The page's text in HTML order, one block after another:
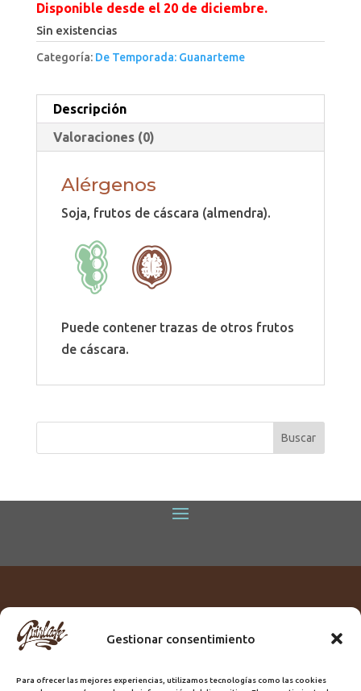
Gestionar consentimiento
Para ofrecer las mejores experiencias, utilizamos tecnologías como las cookies
Disponible desde el 20 de diciembre.
Sin existencias
Categoría: De Temporada: Guanarteme
Descripción
Valoraciones (0)
Alérgenos
Soja, frutos de cáscara (almendra).
Puede contener trazas de otros frutos
de cáscara.
Titular:
ROME GUIRLACHE SL.
Domicilio:Calle Triana, 68